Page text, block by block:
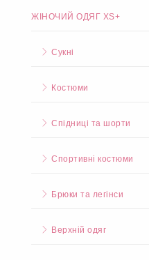
ЖІНОЧИЙ ОДЯГ XS+
Сукні
Костюми
Спідниці та шорти
Спортивні костюми
Брюки та легінси
Верхній одяг